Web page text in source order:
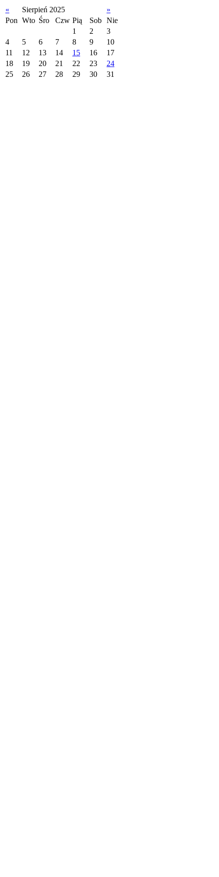
« Sierpień 2025
»
Pon Wto Śro Czw Pią Sob Nie
1
2
3
4
5 6 7 8 9
10
11
12 13 14 15 16
17
18
19 20 21 22 23
24
25
26 27 28 29 30 31